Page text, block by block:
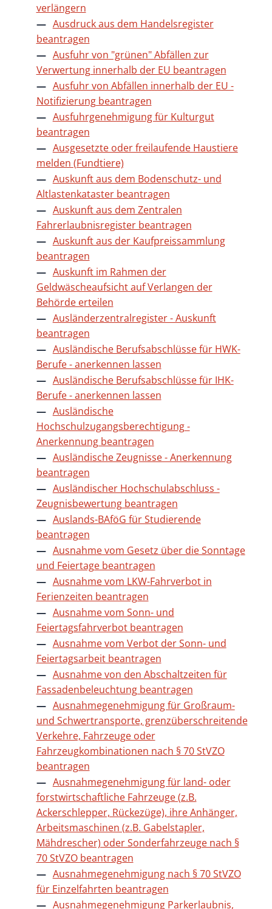
verlängern
Ausdruck aus dem Handelsregister
beantragen
Ausfuhr von "grünen" Abfällen zur
Verwertung innerhalb der EU beantragen
Ausfuhr von Abfällen innerhalb der EU -
Notifizierung beantragen
Ausfuhrgenehmigung für Kulturgut
beantragen
Ausgesetzte oder freilaufende Haustiere
melden (Fundtiere)
Auskunft aus dem Bodenschutz- und
Altlastenkataster beantragen
Auskunft aus dem Zentralen
Fahrerlaubnisregister beantragen
Auskunft aus der Kaufpreissammlung
beantragen
Auskunft im Rahmen der
Geldwäscheaufsicht auf Verlangen der
Behörde erteilen
Ausländerzentralregister - Auskunft
beantragen
Ausländische Berufsabschlüsse für HWK-
Berufe - anerkennen lassen
Ausländische Berufsabschlüsse für IHK-
Berufe - anerkennen lassen
Ausländische
Hochschulzugangsberechtigung -
Anerkennung beantragen
Ausländische Zeugnisse - Anerkennung
beantragen
Ausländischer Hochschulabschluss -
Zeugnisbewertung beantragen
Auslands-BAföG für Studierende
beantragen
Ausnahme vom Gesetz über die Sonntage
und Feiertage beantragen
Ausnahme vom LKW-Fahrverbot in
Ferienzeiten beantragen
Ausnahme vom Sonn- und
Feiertagsfahrverbot beantragen
Ausnahme vom Verbot der Sonn- und
Feiertagsarbeit beantragen
Ausnahme von den Abschaltzeiten für
Fassadenbeleuchtung beantragen
Ausnahmegenehmigung für Großraum-
und Schwertransporte, grenzüberschreitende
Verkehre, Fahrzeuge oder
Fahrzeugkombinationen nach § 70 StVZO
beantragen
Ausnahmegenehmigung für land- oder
forstwirtschaftliche Fahrzeuge (z.B.
Ackerschlepper, Rückezüge), ihre Anhänger,
Arbeitsmaschinen (z.B. Gabelstapler,
Mähdrescher) oder Sonderfahrzeuge nach §
70 StVZO beantragen
Ausnahmegenehmigung nach § 70 StVZO
für Einzelfahrten beantragen
Ausnahmegenehmigung Parkerlaubnis,